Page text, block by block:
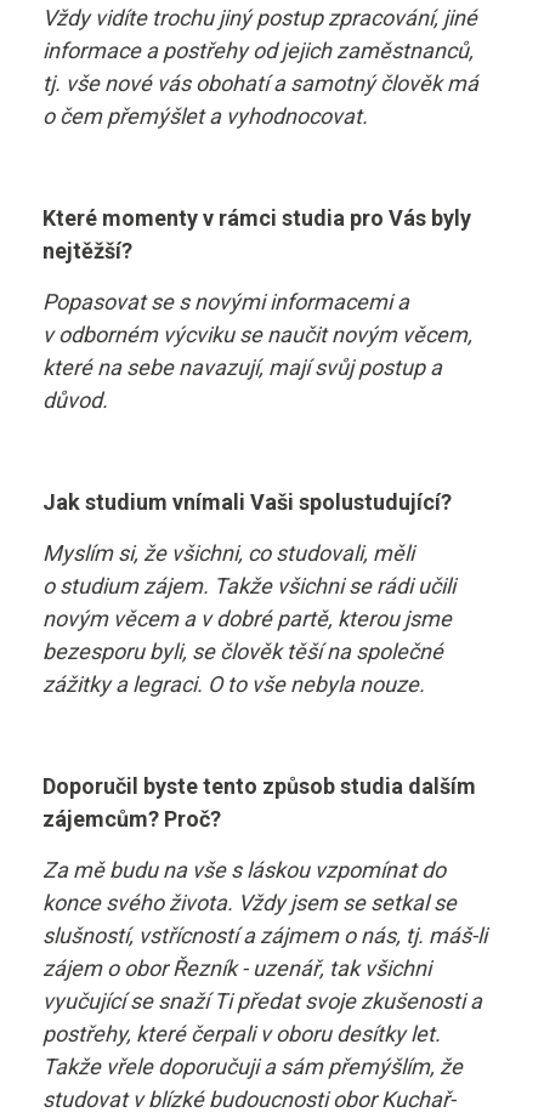
Vždy vidíte trochu jiný postup zpracování, jiné
informace a postřehy od jejich zaměstnanců,
tj. vše nové vás obohatí a samotný člověk má
o čem přemýšlet a vyhodnocovat.
Které momenty v rámci studia pro Vás byly
nejtěžší?
Popasovat se s novými informacemi a
v odborném výcviku se naučit novým věcem,
které na sebe navazují, mají svůj postup a
důvod.
Jak studium vnímali Vaši spolustudující?
Myslím si, že všichni, co studovali, měli
o studium zájem. Takže všichni se rádi učili
novým věcem a v dobré partě, kterou jsme
bezesporu byli, se člověk těší na společné
zážitky a legraci. O to vše nebyla nouze.
Doporučil byste tento způsob studia dalším
zájemcům? Proč?
Za mě budu na vše s láskou vzpomínat do
konce svého života. Vždy jsem se setkal se
slušností, vstřícností a zájmem o nás, tj. máš-li
zájem o obor Řezník - uzenář, tak všichni
vyučující se snaží Ti předat svoje zkušenosti a
postřehy, které čerpali v oboru desítky let.
Takže vřele doporučuji a sám přemýšlím, že
studovat v blízké budoucnosti obor Kuchař-